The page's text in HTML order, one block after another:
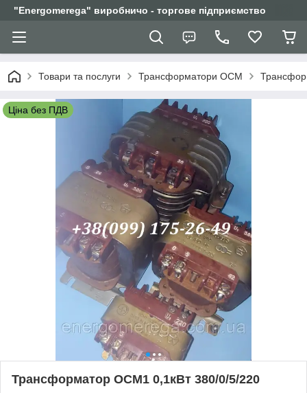
"Еnergomerega" виробничо - торгове підприємство
Товари та послуги Трансформатори ОСМ
Ціна без ПДВ
Трансформатор ОСМ1 0,1кВт 380/0/5/220